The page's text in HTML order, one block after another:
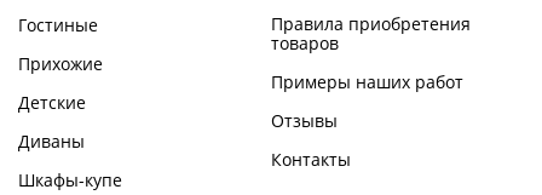
Гостиные
Прихожие
Детские
Диваны
Шкафы-купе
Правила приобретения
товаров
Примеры наших работ
Отзывы
Контакты